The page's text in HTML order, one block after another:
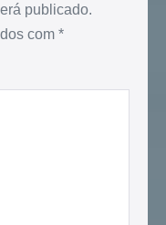
publicado.
com *